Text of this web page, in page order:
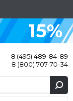
15%
8 (495) 489-84-89
8 (800) 707-70-34